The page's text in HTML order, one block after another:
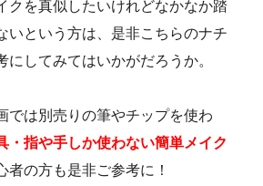
クを真似したいけれどなかなか踏
いという方は、是非こちらのナチ
にしてみてはいかがだろうか。
では別売りの筆やチップを使わ
・指や手しか使わない簡単メイク
者の方も是非ご参考に！